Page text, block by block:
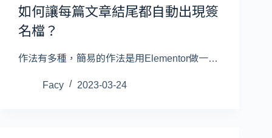
如何讓每篇文章結尾都自動出現簽
名檔？
作法有多種，簡易的作法是用Elementor做一…
Facy 2023-03-24